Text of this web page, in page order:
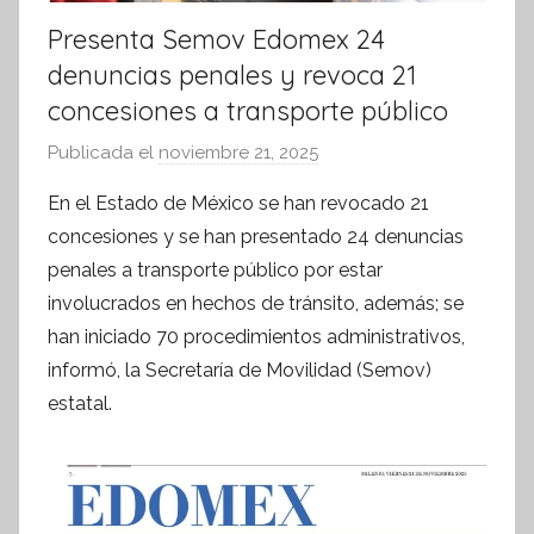
Presenta Semov Edomex 24
denuncias penales y revoca 21
concesiones a transporte público
Publicada el noviembre 21, 2025
r
S
í
n
t
e
s
En el Estado de México se han revocado 21
concesiones y se han presentado 24 denuncias
penales a transporte público por estar
involucrados en hechos de tránsito, además; se
han iniciado 70 procedimientos administrativos,
informó, la Secretaría de Movilidad (Semov)
estatal.